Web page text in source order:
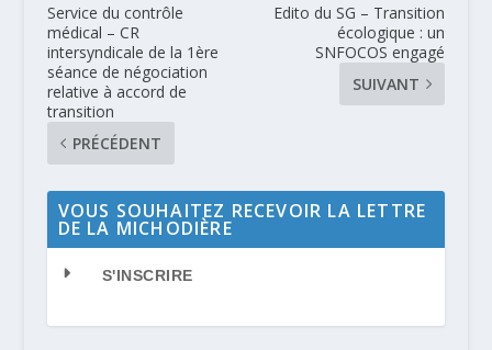
Service du contrôle
médical – CR
intersyndicale de la 1ère
séance de négociation
relative à accord de
transition
PRÉCÉDENT
Edito du SG – Transition
écologique : un
SNFOCOS engagé
SUIVANT
VOUS SOUHAITEZ RECEVOIR LA LETTRE
DE LA MICHODIÈRE
S'INSCRIRE